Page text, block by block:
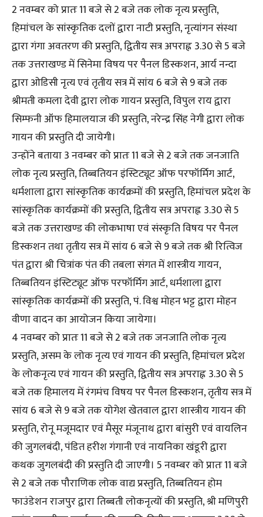
2 नवम्बर को प्रातः 11 बजे से 2 बजे तक लोक नृत्य प्रस्तुति,
हिमांचल के सांस्कृतिक दलों द्वारा नाटी प्रस्तुति, नृत्यांगन संस्था
द्वारा गंगा अवतरण की प्रस्तुति, द्वितीय सत्र अपराह्न 3.30 से 5 बजे
तक उत्तराखण्ड में सिनेमा विषय पर पैनल डिस्कशन, आर्य नन्दा
द्वारा ओडिसी नृत्य एवं तृतीय सत्र में सांय 6 बजे से 9 बजे तक
श्रीमती कमला देवी द्वारा लोक गायन प्रस्तुति, विपुल राय द्वारा
सिम्फनी ऑफ हिमालयाज की प्रस्तुति, नरेन्द्र सिंह नेगी द्वारा लोक
गायन की प्रस्तुति दी जायेगी।
उन्होंने बताया 3 नवम्बर को प्रातः 11 बजे से 2 बजे तक जनजाति
लोक नृत्य प्रस्तुति, तिब्बतियन इंस्टिट्यूट ऑफ परफॉर्मिग आर्ट,
धर्मशाला द्वारा सांस्कृतिक कार्यक्रमों की प्रस्तुति, हिमांचल प्रदेश के
सांस्कृतिक कार्यक्रमों की प्रस्तुति, द्वितीय सत्र अपराह्न 3.30 से 5
बजे तक उत्तराखण्ड की लोकभाषा एवं संस्कृति विषय पर पैनल
डिस्कशन तथा तृतीय सत्र में सांय 6 बजे से 9 बजे तक श्री रित्विज
पंत द्वारा श्री चित्रांक पंत की तबला संगत में शास्त्रीय गायन,
तिब्बतियन इंस्टिट्यूट ऑफ परफॉर्मिग आर्ट, धर्मशाला द्वारा
सांस्कृतिक कार्यक्रमों की प्रस्तुति, पं. विश्व मोहन भट्ट द्वारा मोहन
वीणा वादन का आयोजन किया जायेगा।
4 नवम्बर को प्रातः 11 बजे से 2 बजे तक जनजाति लोक नृत्य
प्रस्तुति, असम के लोक नृत्य एवं गायन की प्रस्तुति, हिमांचल प्रदेश
के लोकनृत्य एवं गायन की प्रस्तुति, द्वितीय सत्र अपराह्न 3.30 से 5
बजे तक हिमालय में रंगमंच विषय पर पैनल डिस्कशन, तृतीय सत्र में
सांय 6 बजे से 9 बजे तक योगेश खेतवाल द्वारा शास्त्रीय गायन की
प्रस्तुति, रोनू मजूमदार एवं मैसूर मंजूनाथ द्वारा बांसुरी एवं वायलिन
की जुगलबंदी, पंडित हरीश गंगानी एवं नायनिका खंडूरी द्वारा
कथक जुगलबंदी की प्रस्तुति दी जाएगी। 5 नवम्बर को प्रातः 11 बजे
से 2 बजे तक पौराणिक लोक वाद्य प्रस्तुति, तिब्बतियन होम
फाउंडेशन राजपुर द्वारा तिब्बती लोकनृत्यों की प्रस्तुति, श्री मणिपुरी